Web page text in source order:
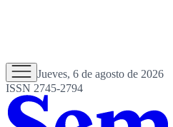
Jueves, 6 de agosto de 2026
ISSN 2745-2794